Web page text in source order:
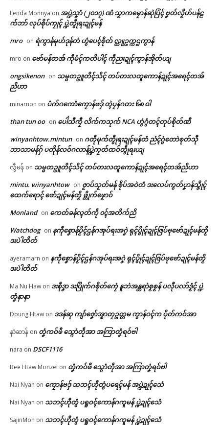
ဌာန်ပရိုၚ်ဗၠးၜးမန်
ရုဲစှ်
ပရိုၚ်လက္ကရဴအိုတ်
ညးဒါန်လိက်
ဗွဳဒဳယဵု
ကေတ်အဆက်
ပ္ဍဲသၚ်္ခဠၜုရဳ (ဝၚ်္က) ကောန်မန်ဗၟာ
အာယုက် (၁၈) သၞာံမွဲတၠ ဟိုတ်နူ
ကၠတ်ပလံၚ်ပ္တိတ်က ပေါတ် ဟွံလု
ပ်သၞောဝ်တုဲ ဒးဒုၚ်ရပ်ကုဗၠာဲသၟိၚ်
သေံ
In "ပရိုၚ်"
ကွဳစက်ဒမြိပ်လာၚ် ပွိုၚ်ဍုၚ်လှာဒ
ကှ်-မုဟ်ဍုၚ်-မတ်မလီု သွက်ဂွံဒေါ
အ်ဇူနွံတုဲ ယဝ်ဟွံဂြိပ်မ္ဂး ကပေါတ်
ဒှ်ဒဒိုက်နွံ
April 5, 2026
In "ပရိုၚ်"
ဒၟာနူရာန်ကၠေၚ်စက်ဝါတ်တုဲ တၠကၠ
အ်တအ် ဒှ်ခက်ခုဲကဵု ဗာ်ရာပ်ကၠအ်
July 30, 2026
Eenda Monnya on အပ္ဍဲသၞာံ (၂၀၁၇) ဏံ သၟာကမၠောန်ဆုဲပြံၚ် ဗၞတ်လၟိဟ်ပန်ဠ
က်ဘာ် လုပ်စိုပ်ကၠုၚ် ပ္ဍဲတွဵုရးဍုၚ်မန်
mro on ရဲကွာန်မုဟ်ဒုန်တံ ဟွံပေၚ်စိုတ် လ္တူဥက္ကဌကွာန်
mro on ဗော်မန်တအ် ကဵုမံၚ်ကတိပါၚ် ကဵုညးဍုၚ်ကွာန်အိုတ်ယျ
ongsikenon on သမ္မတဥူတိၚ်သိၚ် တပ်တးလတူကောန်ဍုၚ်အရေၚ်တအ်
ညိဟာ
minarnon on ပံက်ဂကောံကၠောန်ဗဒှ် တ္ၚဲပၠန်ဂတး ၆၈ ဝါ
than tun oo on ပေါဲသဳကၠဳ လိက်ကသုက် NCA ဟွံဂွံတၚ်တုပ်စိုတ်ဏီ
winyanhtow.mintun on ဂတဵုမုက်တွဵုရးဍုၚ်မန်တံ ညံၚ်ဂွံတောဲစုတ်သီု
ဘာသာမန်ဂှ် ပတိုန်လဝ်ဂလာန်ပ္ဍဲကၠတ်ထဝ်တွဵုရးယျ
လွီမန် on သမ္မတဥူတိၚ်သိၚ် တပ်တးလတူကောန်ဍုၚ်အရေၚ်တအ်ညိဟာ
mintu. winyanhtow on ဇၟာပ်သၟတ်မန် စိုပ်အဝဲတံ ဒးလေပ်ကွတ်ပၞာန်သ္ဇိုၚ်
ထေက်ရောၚ် ဗော်ဍုၚ်မန်တၟိ ဖ္တိုက်ဖၟောဝ်
Monland on ကေတ်ခန်လ္ၚတ်ကဵု ၀ၚ်အတိက်ညိ
Watchdog on နကဵုစၞောန်ပၟိၚ်ဌန်ဂအုပ်ရးအဂၞဲ ရုၚ်ပွိုၚ်ဍုၚ်ဇြပ်ဗုဗော်ဍုၚ်မန်တၟိ
ဒးပဲါတိတ်
ayeramarn on နကဵုစၞောန်ပၟိၚ်ဌန်ဂအုပ်ရးအဂၞဲ ရုၚ်ပွိုၚ်ဍုၚ်ဇြပ်ဗုဗော်ဍုၚ်မန်တၟိ
ဒးပဲါတိတ်
Ma Nu Haw on ဒးစဵုဒၞာ ဒးပြိုက်ဂစိုတ်ကၠေံ နူဘဲအန္တရာဲစၟစၟန် ပလီုပလာ်ဒၟံၚ် ပ္ဍဲ
တၞံနာနာ
Doung Htaw on ဒဒန်ဆု ကျာ်ဇၞော်အ္စာတၠဥတ္တမ ကွာန်ဝၚ်က ပိုတ်ကဝ်အာ
နာဲဆာန် on တၞံကဝ်ဖီ သ္ဂောံတဵုအာ အကြာတၞံရဝ်ဗါ
nara on DSCF1116
Bee Htaw Monzel on တၞံကဝ်ဖီ သ္ဂောံတဵုအာ အကြာတၞံရဝ်ဗါ
Nai Nyan on ကၠောန်ဗဒှ် သဘၚ်ဟီုတွံပရေၚ်မန် အပ္ဍဲဍုၚ်သေံ
Nai Nyan on သဘၚ်ဟီုတွံ ပရူဝၚ်ကောန်ဂကူမန် ပ္ဍဲဍုၚ်သေံ
SajinMon on သဘၚ်ဟီုတွံ ပရူဝၚ်ကောန်ဂကူမန် ပ္ဍဲဍုၚ်သေံ